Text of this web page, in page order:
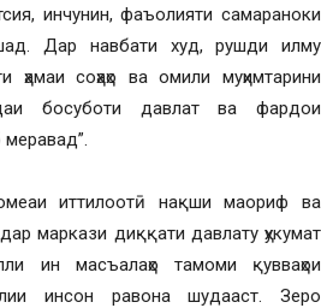
инчунин, фаъолияти самараноки
Дар навбати худ, рушди илму
соҳаҳо ва омили муҳимтарини
босуботи давлат ва фардои
иттилоотӣ нақши маориф ва
маркази диққати давлату ҳукумат
ин масъалаҳо тамоми қувваҳои
инсон равона шудааст. Зеро